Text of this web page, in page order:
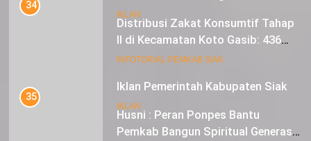
IKLAN
Iklan Pemerintah Kabupaten Siak
IKLAN
34
Distribusi Zakat Konsumtif Tahap
II di Kecamatan Koto Gasib: 436
Mustahik Terima Bantuan
INFOTORIAL PEMKAB SIAK
35
Husni : Peran Ponpes Bantu
Pemkab Bangun Spiritual Generasi